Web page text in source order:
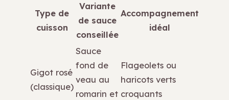
Type de
cuisson
Variante
de sauce
conseillée
Accompagnement
idéal
Gigot rosé
(classique)
Sauce
fond de
veau au
romarin et
Flageolets ou
haricots verts
croquants